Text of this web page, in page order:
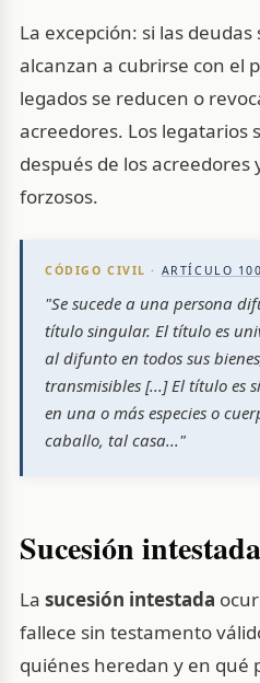
La excepción: si las
alcanzan a cubrirse con el
legados se reducen o
acreedores. Los legatarios
después de los acreedores
forzosos.
CÓDIGO CIVIL · ARTÍCULO
"Se sucede a una persona
título singular. El título es
al difunto en todos sus
transmisibles [...] El título es
en una o más especies o
caballo, tal casa..."
Sucesión
La sucesión intestada
fallece sin testamento
quiénes heredan y en qué